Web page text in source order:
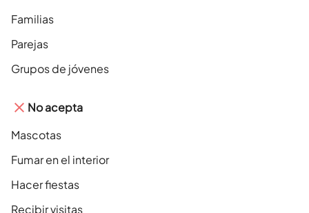
Familias
Parejas
Grupos de jóvenes
No acepta
Mascotas
Fumar en el interior
Hacer fiestas
Recibir visitas